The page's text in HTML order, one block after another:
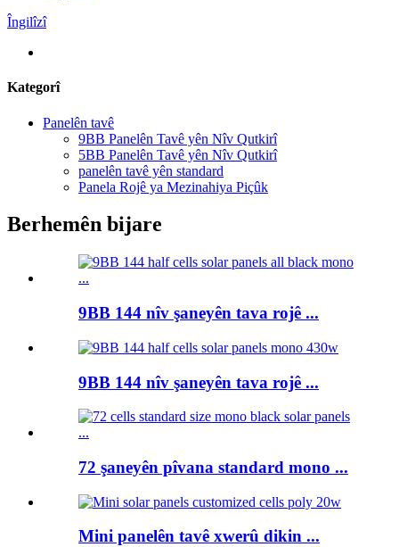
Îngilîzî
Kategorî
Panelên tavê
9BB Panelên Tavê yên Nîv Qutkirî
5BB Panelên Tavê yên Nîv Qutkirî
panelên tavê yên standard
Panela Rojê ya Mezinahiya Piçûk
Berhemên bijare
9BB 144 nîv şaneyên tava rojê ...
9BB 144 nîv şaneyên tava rojê ...
72 şaneyên pîvana standard mono ...
Mini panelên tavê xwerû dikin ...